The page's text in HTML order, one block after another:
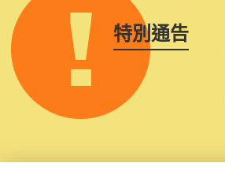
特別通告